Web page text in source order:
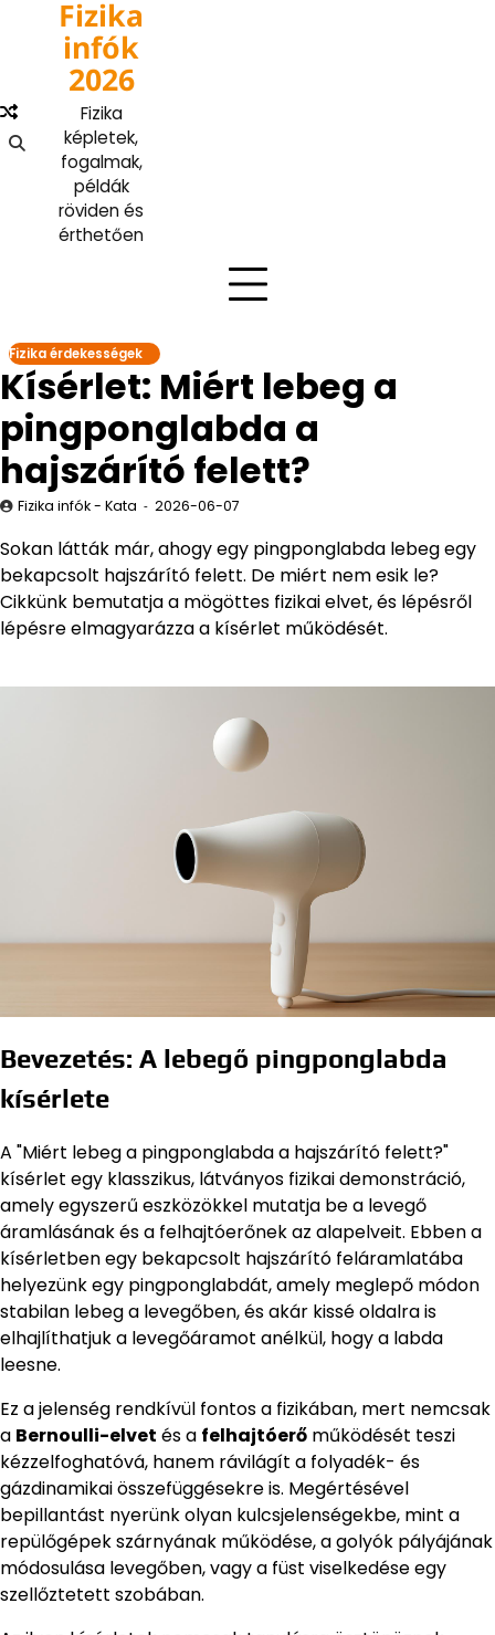
content
Fizika
infók
2026
Fizika
képletek,
fogalmak,
példák
röviden és
érthetően
Fizika érdekességek
Kísérlet: Miért lebeg a
pingponglabda a
hajszárító felett?
Fizika infók - Kata 2026-06-07
Sokan látták már, ahogy egy pingponglabda lebeg egy
bekapcsolt hajszárító felett. De miért nem esik le?
Cikkünk bemutatja a mögöttes fizikai elvet, és lépésről
lépésre elmagyarázza a kísérlet működését.
Bevezetés: A lebegő pingponglabda
kísérlete
A "Miért lebeg a pingponglabda a hajszárító felett?"
kísérlet egy klasszikus, látványos fizikai demonstráció,
amely egyszerű eszközökkel mutatja be a levegő
áramlásának és a felhajtóerőnek az alapelveit. Ebben a
kísérletben egy bekapcsolt hajszárító feláramlatába
helyezünk egy pingponglabdát, amely meglepő módon
stabilan lebeg a levegőben, és akár kissé oldalra is
elhajlíthatjuk a levegőáramot anélkül, hogy a labda
leesne.
Ez a jelenség rendkívül fontos a fizikában, mert nemcsak
a Bernoulli-elvet és a felhajtóerő működését teszi
kézzelfoghatóvá, hanem rávilágít a folyadék- és
gázdinamikai összefüggésekre is. Megértésével
bepillantást nyerünk olyan kulcsjelenségekbe, mint a
repülőgépek szárnyának működése, a golyók pályájának
módosulása levegőben, vagy a füst viselkedése egy
szellőztetett szobában.